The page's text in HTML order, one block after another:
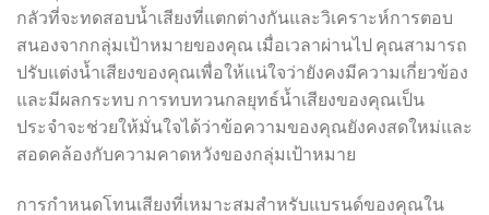
กลัวที่จะทดสอบน้ำเสียงที่แตกต่างกันและวิเคราะห์การตอบ
สนองจากกลุ่มเป้าหมายของคุณ เมื่อเวลาผ่านไป คุณสามารถ
ปรับแต่งน้ำเสียงของคุณเพื่อให้แน่ใจว่ายังคงมีความเกี่ยวข้อง
และมีผลกระทบ การทบทวนกลยุทธ์น้ำเสียงของคุณเป็น
ประจำจะช่วยให้มั่นใจได้ว่าข้อความของคุณยังคงสดใหม่และ
สอดคล้องกับความคาดหวังของกลุ่มเป้าหมาย
การกำหนดโทนเสียงที่เหมาะสมสำหรับแบรนด์ของคุณใน